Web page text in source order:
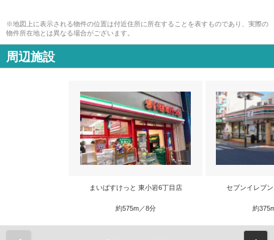
※地図上に表示される物件の位置は付近住所に所在することを表すものであり、実際の
物件所在地とは異なる場合がございます。
周辺施設
まいばすけっと 東小岩6丁目店
約575m／8分
セブンイレブ
約